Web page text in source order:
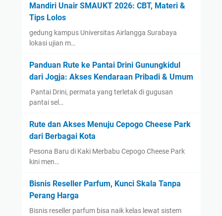
Mandiri Unair SMAUKT 2026: CBT, Materi &
Tips Lolos
gedung kampus Universitas Airlangga Surabaya
lokasi ujian m…
Panduan Rute ke Pantai Drini Gunungkidul
dari Jogja: Akses Kendaraan Pribadi & Umum
​ Pantai Drini, permata yang terletak di gugusan
pantai sel…
Rute dan Akses Menuju Cepogo Cheese Park
dari Berbagai Kota
Pesona Baru di Kaki Merbabu Cepogo Cheese Park
kini men…
Bisnis Reseller Parfum, Kunci Skala Tanpa
Perang Harga
Bisnis reseller parfum bisa naik kelas lewat sistem